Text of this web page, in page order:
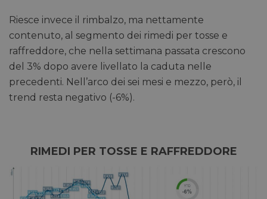
Riesce invece il rimbalzo, ma nettamente
contenuto, al segmento dei rimedi per tosse e
raffreddore, che nella settimana passata crescono
del 3% dopo avere livellato la caduta nelle
precedenti. Nell’arco dei sei mesi e mezzo, però, il
trend resta negativo (-6%).
RIMEDI PER TOSSE E RAFFREDDORE